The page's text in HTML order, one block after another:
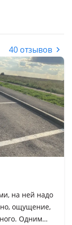
40 отзывов
на ней надо
ощущение,
Одним